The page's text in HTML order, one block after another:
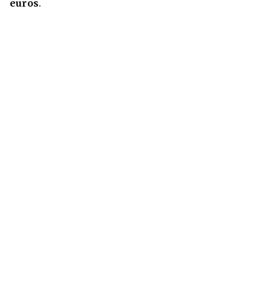
euros.